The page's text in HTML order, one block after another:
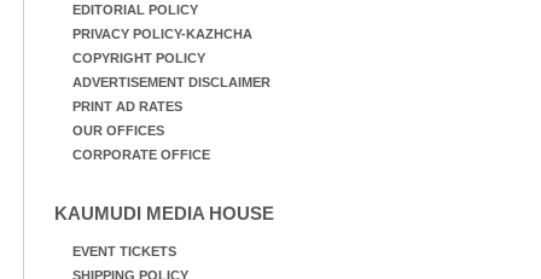
EDITORIAL POLICY
PRIVACY POLICY-KAZHCHA
COPYRIGHT POLICY
ADVERTISEMENT DISCLAIMER
PRINT AD RATES
OUR OFFICES
CORPORATE OFFICE
KAUMUDI MEDIA HOUSE
EVENT TICKETS
SHIPPING POLICY